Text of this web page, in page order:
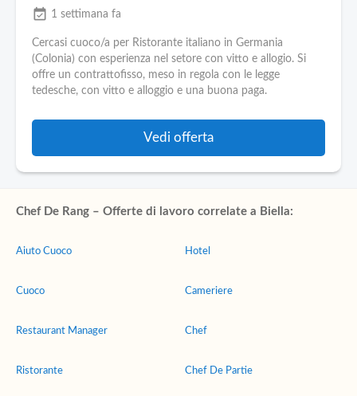
event_available 1 settimana fa
Cercasi cuoco/a per Ristorante italiano in Germania
(Colonia) con esperienza nel setore con vitto e allogio. Si
offre un contrattofisso, meso in regola con le legge
tedesche, con vitto e alloggio e una buona paga.
Vedi offerta
Chef De Rang – Offerte di lavoro correlate a Biella:
Aiuto Cuoco
Cuoco
Restaurant Manager
Ristorante
Hotel
Cameriere
Chef
Chef De Partie